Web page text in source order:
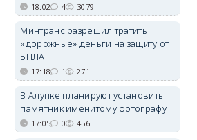
18:02 4 3079
Минтранс разрешил тратить
«дорожные» деньги на защиту от
БПЛА
17:18 1 271
В Алупке планируют установить
памятник именитому фотографу
17:05 0 456